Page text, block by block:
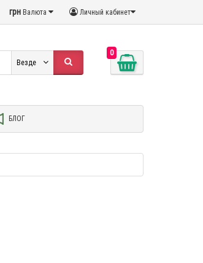
Личный кабинет
грн Валюта
0
Везде
БЛОГ